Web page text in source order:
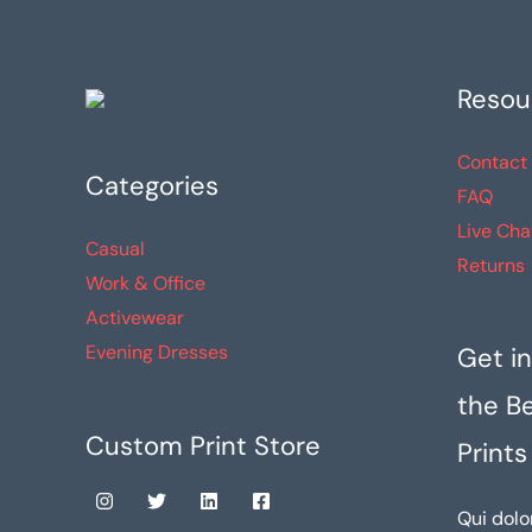
Categories
Casual
Work & Office
Activewear
Evening Dresses
Custom Print Store
Contact
FAQ
Live
Returns
Get
the
Qui